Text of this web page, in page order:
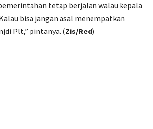
tetap berjalan walau kepala
bisa jangan asal menempatkan
Plt,” pintanya. (Zis/Red)